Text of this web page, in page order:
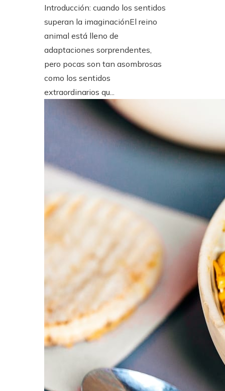
Introducción: cuando los sentidos
superan la imaginaciónEl reino
animal está lleno de
adaptaciones sorprendentes,
pero pocas son tan asombrosas
como los sentidos
extraordinarios qu...